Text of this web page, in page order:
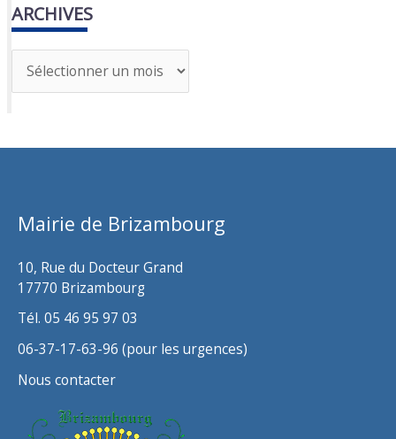
ARCHIVES
r
h
Mairie de Brizambourg
10, Rue du Docteur Grand
17770 Brizambourg
Tél. 05 46 95 97 03
06-37-17-63-96 (pour les urgences)
Nous contacter